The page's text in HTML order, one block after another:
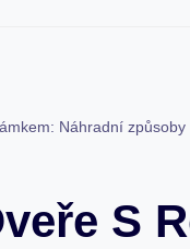
Náhradní způsoby
S